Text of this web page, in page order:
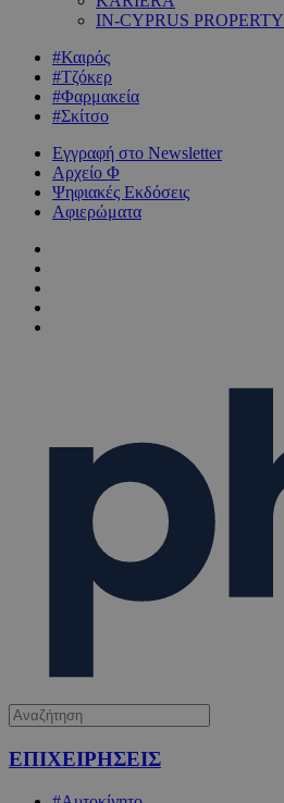
IN-CYPRUS PROPERTY
#Καιρός
#Τζόκερ
#Φαρμακεία
#Σκίτσο
Εγγραφή στο Newsletter
Αρχείο Φ
Ψηφιακές Εκδόσεις
Αφιερώματα
ΕΠΙΧΕΙΡΗΣΕΙΣ